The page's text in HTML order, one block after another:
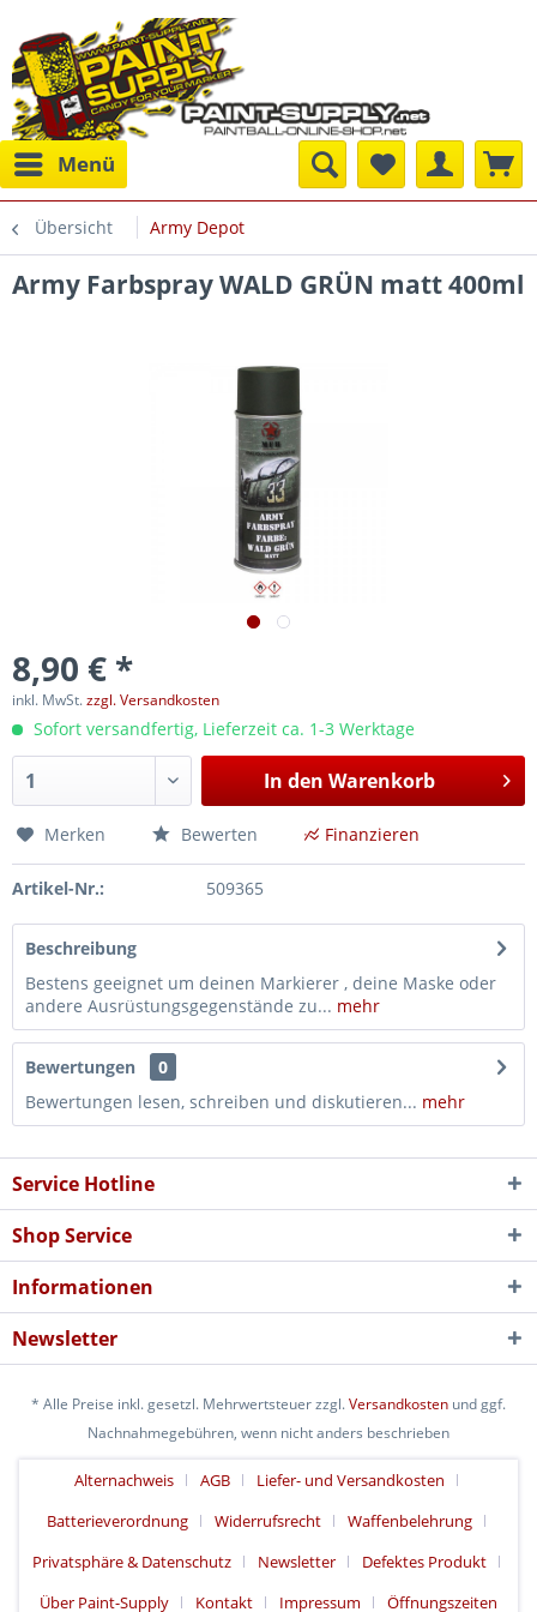
Menü
Übersicht Army Depot
Army Farbspray WALD GRÜN matt 400ml
8,90 € *
inkl. MwSt.zzgl. Versandkosten
Sofort versandfertig, Lieferzeit ca. 1-3 Werktage
In den Warenkorb
Merken Bewerten Finanzieren
Artikel-Nr.: 509365
Beschreibung
Bestens geeignet um deinen Markierer , deine Maske oder
andere Ausrüstungsgegenstände zu... mehr
Bewertungen
0
Bewertungen lesen, schreiben und diskutieren... mehr
Service Hotline
Shop Service
Informationen
Newsletter
* Alle Preise inkl. gesetzl. Mehrwertsteuer zzgl.Versandkosten und ggf.
Nachnahmegebühren, wenn nicht anders beschrieben
Alternachweis AGB
Liefer- und Versandkosten
Batterieverordnung
Widerrufsrecht
Waffenbelehrung
Privatsphäre & Datenschutz
Newsletter
Defektes Produkt
Über Paint-Supply
Kontakt Impressum Öffnungszeiten